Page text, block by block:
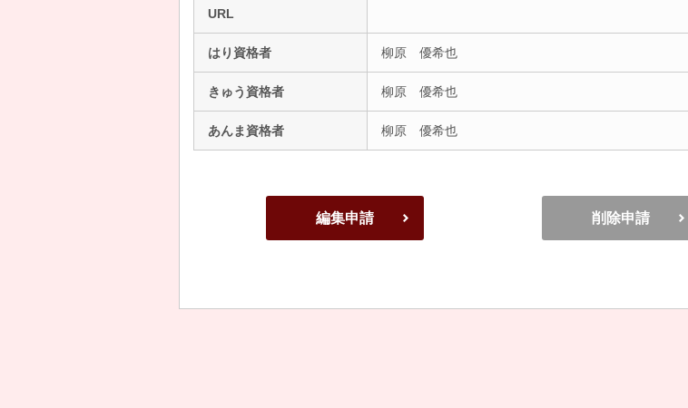
URL
はり資格者 柳原 優希也
きゅう資格者 柳原 優希也
あんま資格者 柳原 優希也
編集申請 削除申請